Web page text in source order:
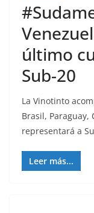
último
Sub-20
La Vinotinto
Brasil,
representará a
Leer más...